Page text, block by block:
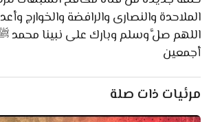
الملاحدة والنصارى والرافضة والخوارج
اللهم صلَّ وسلم وبارك على نبينا محمد
أجمعين
مرئيات ذات صلة